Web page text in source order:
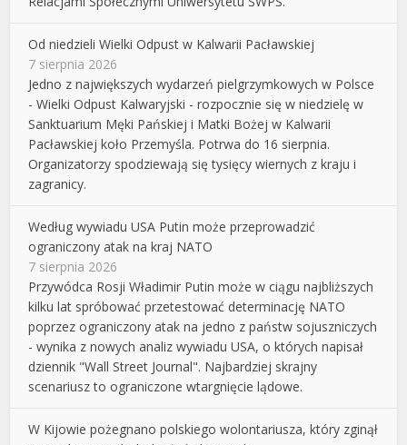
Od niedzieli Wielki Odpust w Kalwarii Pacławskiej
7 sierpnia 2026
Jedno z największych wydarzeń pielgrzymkowych w Polsce
- Wielki Odpust Kalwaryjski - rozpocznie się w niedzielę w
Sanktuarium Męki Pańskiej i Matki Bożej w Kalwarii
Pacławskiej koło Przemyśla. Potrwa do 16 sierpnia.
Organizatorzy spodziewają się tysięcy wiernych z kraju i
zagranicy.
Według wywiadu USA Putin może przeprowadzić
ograniczony atak na kraj NATO
7 sierpnia 2026
Przywódca Rosji Władimir Putin może w ciągu najbliższych
kilku lat spróbować przetestować determinację NATO
poprzez ograniczony atak na jedno z państw sojuszniczych
- wynika z nowych analiz wywiadu USA, o których napisał
dziennik "Wall Street Journal". Najbardziej skrajny
scenariusz to ograniczone wtargnięcie lądowe.
W Kijowie pożegnano polskiego wolontariusza, który zginął